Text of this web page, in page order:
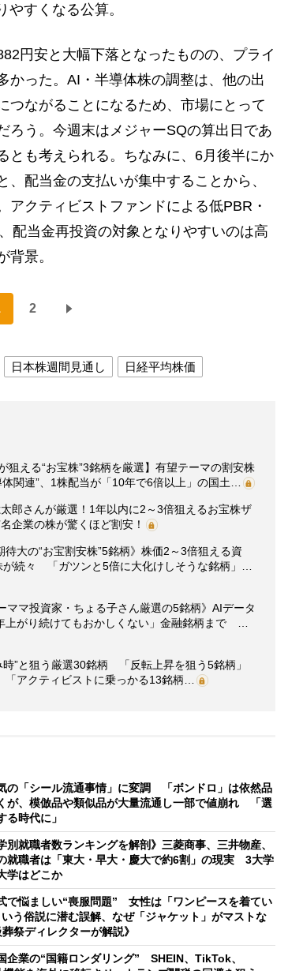
すくなる公算。
円安と大幅下落となったものの、プライ
かった。AI・半導体株の調整は、他の出
つながることになるため、市場にとって
ろう。今週末はメジャーSQの算出日であ
とも考えられる。ちなみに、6月後半にか
配当金の支払いが集中することから、
クティビストファンドによる低PBR・
配当金再投資の対象となりやすいのは高
背景。
2
日本株週間見通し 日経平均株価
狙える“お宝株”3銘柄を厳選】有望テーマの割安株
関連”、1株配当が「10年で6倍以上」の国土…
郎さんが厳選！1年以内に2～3倍狙えるお宝株ザ
企業の株が驚くほど割安！
大の“お宝割安株”5銘柄》株価2～3倍狙える資
続々 「ガツンと5倍に大化けしそうな銘柄」…
マ投資家・ちょる子さん厳選の5銘柄》AIデータ
上がり続けてもおかしくない」金融銘柄まで …
時”と狙う厳選30銘柄 「反転上昇を狙う5銘柄」
「アクティビストに乗っかる13銘柄…
の「シール流通事情」に変調 「ボンドロ」は依然品
が、模倣品や類似品が大量流通し一部で値崩れ 「選
る時代に」
別就職者数ランキングを解剖》三菱商事、三井物産、
就職者は「東大・早大・慶大で約6割」の現実 3大学
学はどこか
で悩ましい“喪服問題” 女性は「ワンピースを着てい
う俗説に潜む誤解、なぜ「ジャケット」がマストな
祭ディレクターが解説》
企業の“国籍ロンダリング” SHEIN、TikTok、